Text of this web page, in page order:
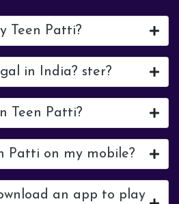
Teen Patti?
in India? ster?
Teen Patti?
Patti on my mobile?
an app to play